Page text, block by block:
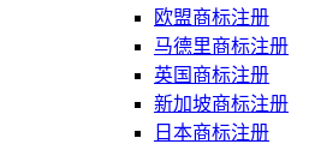
欧盟商标注册
马德里商标注册
英国商标注册
新加坡商标注册
日本商标注册